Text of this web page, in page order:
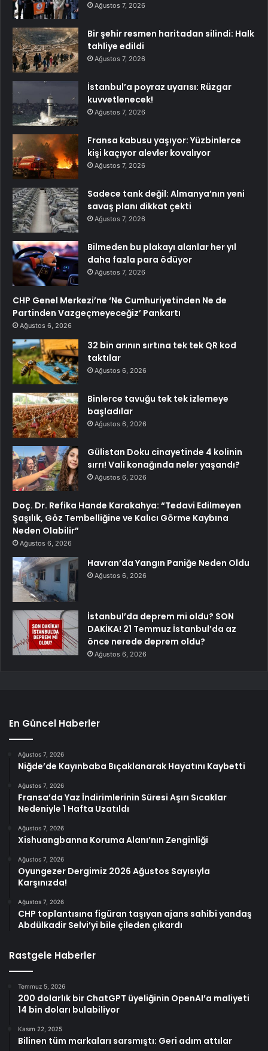
Ağustos 7, 2026
Bir şehir resmen haritadan silindi: Halk
tahliye edildi
Ağustos 7, 2026
İstanbul’a poyraz uyarısı: Rüzgar
kuvvetlenecek!
Ağustos 7, 2026
Fransa kabusu yaşıyor: Yüzbinlerce
kişi kaçıyor alevler kovalıyor
Ağustos 7, 2026
Sadece tank değil: Almanya’nın yeni
savaş planı dikkat çekti
Ağustos 7, 2026
Bilmeden bu plakayı alanlar her yıl
daha fazla para ödüyor
Ağustos 7, 2026
CHP Genel Merkezi’ne ‘Ne Cumhuriyetinden Ne de
Partinden Vazgeçmeyeceğiz’ Pankartı
Ağustos 6, 2026
32 bin arının sırtına tek tek QR kod
taktılar
Ağustos 6, 2026
Binlerce tavuğu tek tek izlemeye
başladılar
Ağustos 6, 2026
Gülistan Doku cinayetinde 4 kolinin
sırrı! Vali konağında neler yaşandı?
Ağustos 6, 2026
Doç. Dr. Refika Hande Karakahya: “Tedavi Edilmeyen
Şaşılık, Göz Tembelliğine ve Kalıcı Görme Kaybına
Neden Olabilir”
Ağustos 6, 2026
Havran’da Yangın Paniğe Neden Oldu
Ağustos 6, 2026
İstanbul’da deprem mi oldu? SON
DAKİKA! 21 Temmuz İstanbul’da az
önce nerede deprem oldu?
Ağustos 6, 2026
En Güncel Haberler
Ağustos 7, 2026
Niğde’de Kayınbaba Bıçaklanarak Hayatını Kaybetti
Ağustos 7, 2026
Fransa’da Yaz İndirimlerinin Süresi Aşırı Sıcaklar
Nedeniyle 1 Hafta Uzatıldı
Ağustos 7, 2026
Xishuangbanna Koruma Alanı’nın Zenginliği
Ağustos 7, 2026
Oyungezer Dergimiz 2026 Ağustos Sayısıyla
Karşınızda!
Ağustos 7, 2026
CHP toplantısına figüran taşıyan ajans sahibi yandaş
Abdülkadir Selvi’yi bile çileden çıkardı
Rastgele Haberler
Temmuz 5, 2026
200 dolarlık bir ChatGPT üyeliğinin OpenAI’a maliyeti
14 bin doları bulabiliyor
Kasım 22, 2025
Bilinen tüm markaları sarsmıştı: Geri adım attılar